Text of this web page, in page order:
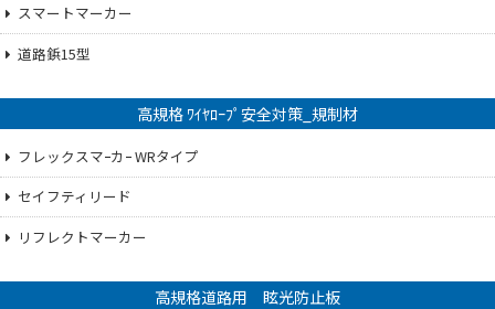
スマートマーカー
道路鋲15型
高規格 ﾜｲﾔﾛｰﾌﾟ安全対策_規制材
フレックスマｰカｰ WRタイプ
セイフティリード
リフレクトマーカー
高規格道路用 眩光防止板